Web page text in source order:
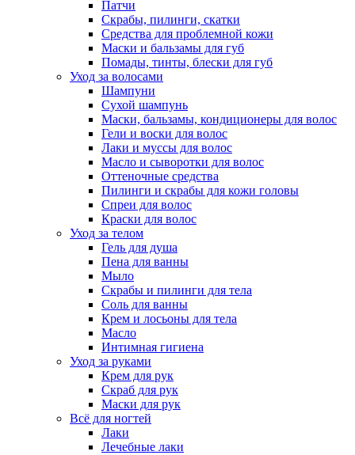
Патчи
Скрабы, пилинги, скатки
Средства для проблемной кожи
Маски и бальзамы для губ
Помады, тинты, блески для губ
Уход за волосами
Шампуни
Сухой шампунь
Маски, бальзамы, кондиционеры для волос
Гели и воски для волос
Лаки и муссы для волос
Масло и сыворотки для волос
Оттеночные средства
Пилинги и скрабы для кожи головы
Спреи для волос
Краски для волос
Уход за телом
Гель для душа
Пена для ванны
Мыло
Скрабы и пилинги для тела
Соль для ванны
Крем и лосьоны для тела
Масло
Интимная гигиена
Уход за руками
Крем для рук
Скраб для рук
Маски для рук
Всё для ногтей
Лаки
Лечебные лаки